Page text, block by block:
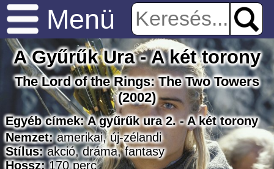
Menü
A Gyűrűk Ura - A két torony
The Lord of the Rings: The Two Towers
(2002)
Egyéb címek:A gyűrűk ura 2. - A két torony
Nemzet: amerikai,új-zélandi
Stílus: akció,dráma,fantasy
Hossz: 170perc